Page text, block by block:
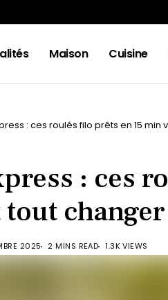
Maison Cuisine
: ces roulés filo prêts en 15 min
: ces
2025 2 MINS READ 1.3K VIEWS